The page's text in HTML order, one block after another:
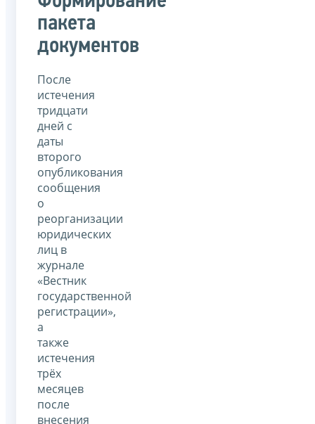
пакета
документов
После
истечения
тридцати
дней с
даты
второго
опубликования
сообщения
о
реорганизации
юридических
лиц в
журнале
«Вестник
государственной
регистрации»,
а
также
истечения
трёх
месяцев
после
внесения